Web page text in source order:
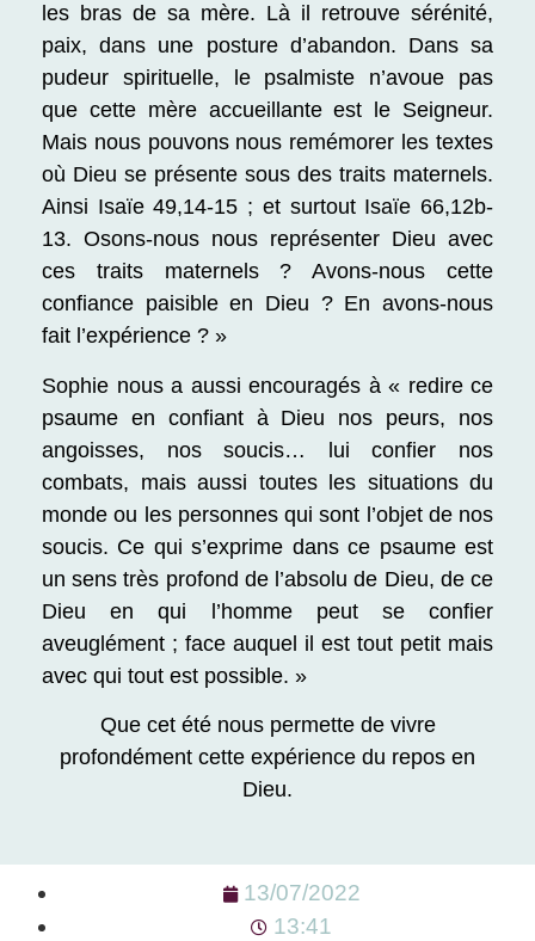
les bras de sa mère. Là il retrouve sérénité,
paix, dans une posture d’abandon. Dans sa
pudeur spirituelle, le psalmiste n’avoue pas
que cette mère accueillante est le Seigneur.
Mais nous pouvons nous remémorer les textes
où Dieu se présente sous des traits maternels.
Ainsi Isaïe 49,14-15 ; et surtout Isaïe 66,12b-
13. Osons-nous nous représenter Dieu avec
ces traits maternels ? Avons-nous cette
confiance paisible en Dieu ? En avons-nous
fait l’expérience ? »
Sophie nous a aussi encouragés à « redire ce
psaume en confiant à Dieu nos peurs, nos
angoisses, nos soucis… lui confier nos
combats, mais aussi toutes les situations du
monde ou les personnes qui sont l’objet de nos
soucis. Ce qui s’exprime dans ce psaume est
un sens très profond de l’absolu de Dieu, de ce
Dieu en qui l’homme peut se confier
aveuglément ; face auquel il est tout petit mais
avec qui tout est possible. »
Que cet été nous permette de vivre
profondément cette expérience du repos en
Dieu.
13/07/2022
13:41